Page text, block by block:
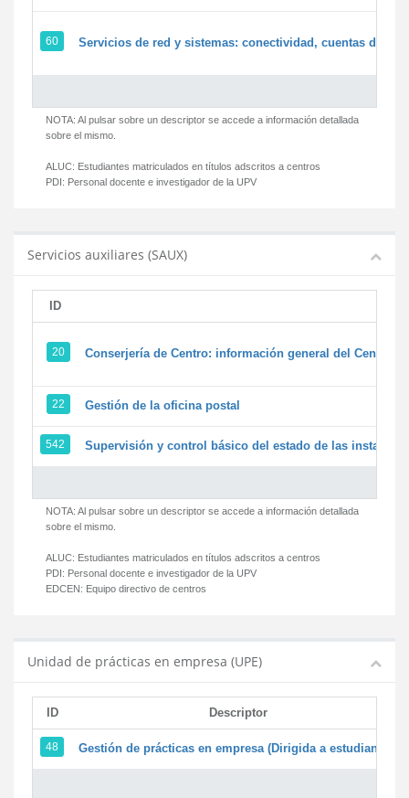
60 Servicios de red y sistemas: conectividad, cuentas de
NOTA: Al pulsar sobre un descriptor se accede a información detallada
sobre el mismo.
ALUC: Estudiantes matriculados en títulos adscritos a centros
PDI: Personal docente e investigador de la UPV
Servicios auxiliares (SAUX)
ID
20 Conserjería de Centro: información general del Centro y
22 Gestión de la oficina postal
542 Supervisión y control básico del estado de las
NOTA: Al pulsar sobre un descriptor se accede a información detallada
sobre el mismo.
ALUC: Estudiantes matriculados en títulos adscritos a centros
PDI: Personal docente e investigador de la UPV
EDCEN: Equipo directivo de centros
Unidad de prácticas en empresa (UPE)
ID Descriptor
48 Gestión de prácticas en empresa (Dirigida a estudiantes)